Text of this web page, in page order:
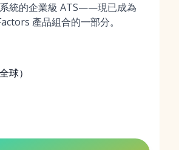
統的企業級 ATS——現已成為
產品組合的一部分。
球）